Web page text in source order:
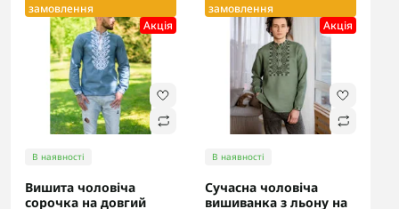
замовлення
Акцiя
В наявності
Вишита чоловіча
сорочка на довгий
замовлення
Акцiя
В наявності
Сучасна чоловіча
вишиванка з льону на